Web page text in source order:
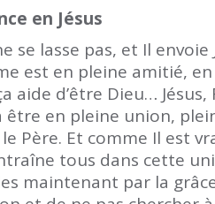
en Jésus
se lasse pas, et Il envoie
est en pleine amitié,
aide d’être Dieu…
être en pleine union,
Père. Et comme Il est
tous dans cette
maintenant par la